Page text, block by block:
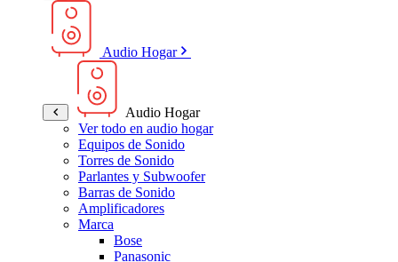
Audio Hogar
Audio Hogar
Ver todo en audio hogar
Equipos de Sonido
Torres de Sonido
Parlantes y Subwoofer
Barras de Sonido
Amplificadores
Marca
Bose
Panasonic